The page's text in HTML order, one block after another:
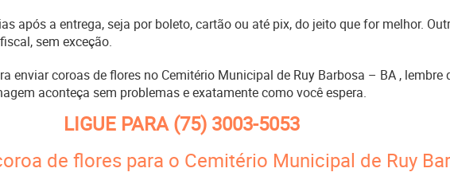
após a entrega, seja por boleto, cartão ou até pix, do jeito que for melhor.
sem exceção.
enviar coroas de flores no Cemitério Municipal de Ruy Barbosa – BA , lembre
aconteça sem problemas e exatamente como você espera.
LIGUE PARA(75) 3003-5053
de flores para o Cemitério Municipal de Ruy